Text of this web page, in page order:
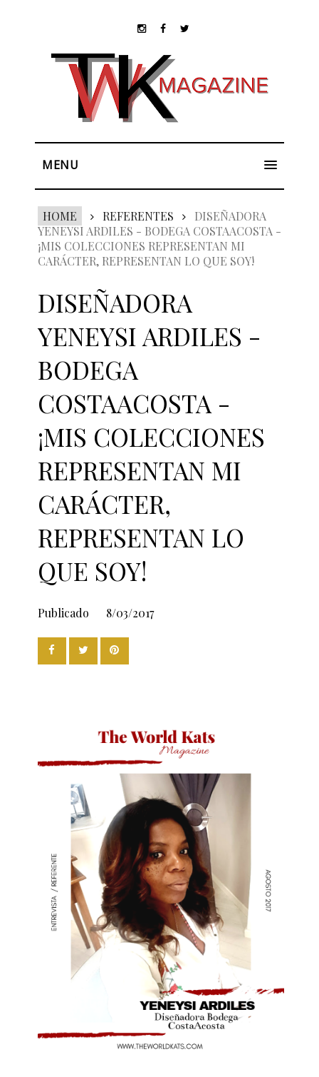
MENU
HOME REFERENTES
DISEÑADORA
YENEYSI ARDILES - BODEGA COSTAACOSTA -
¡MIS COLECCIONES REPRESENTAN MI
CARÁCTER, REPRESENTAN LO QUE SOY!
DISEÑADORA
YENEYSI ARDILES -
BODEGA
COSTAACOSTA -
¡MIS COLECCIONES
REPRESENTAN MI
CARÁCTER,
REPRESENTAN LO
QUE SOY!
Publicado 8/03/2017